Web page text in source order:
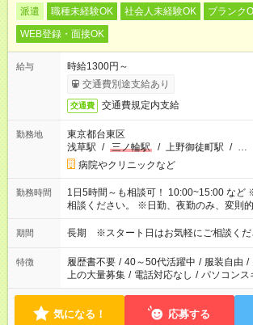
派遣 職種未経験OK 社会人未経験OK
ブランク
WEB登録・面接OK
給与
時給1300円～
交通費別途支給あり
交通費 交通費規定内支給
勤務地
東京都台東区
浅草駅 / 三ノ輪駅 / 上野御徒町駅 / …
病院やクリニックなど
勤務時間
1日5時間～も相談可！ 10:00~15:00 など
相談ください。 ※日勤、夜勤のみ、変則
期間 長期 ※スタート日はお気軽にご相談くだ
特徴 履歴書不要 / 40～50代活躍中 / 服装自由 /
上の大量募集 / 電話対応なし / パソコンス
気になる！ 応募する